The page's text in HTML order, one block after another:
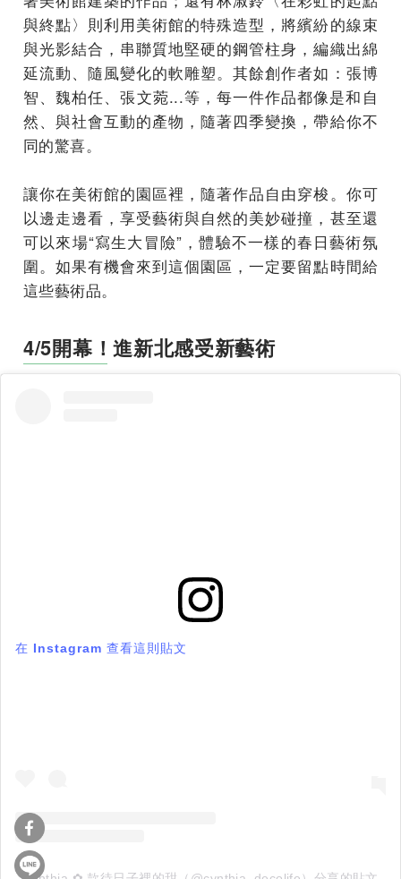
與終點〉則利用美術館的特殊造型，將繽紛的線束
與光影結合，串聯質地堅硬的鋼管柱身，編織出綿
延流動、隨風變化的軟雕塑。其餘創作者如：張博
智、魏柏任、張文菀...等，每一件作品都像是和自
然、與社會互動的產物，隨著四季變換，帶給你不
同的驚喜。
讓你在美術館的園區裡，隨著作品自由穿梭。你可
以邊走邊看，享受藝術與自然的美妙碰撞，甚至還
可以來場“寫生大冒險”，體驗不一樣的春日藝術氛
圍。如果有機會來到這個園區，一定要留點時間給
這些藝術品。
4/5開幕！進新北感受新藝術
在 Instagram 查看這則貼文